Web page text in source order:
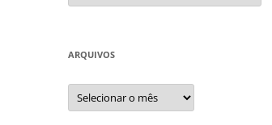
ARQUIVOS
Arquivos